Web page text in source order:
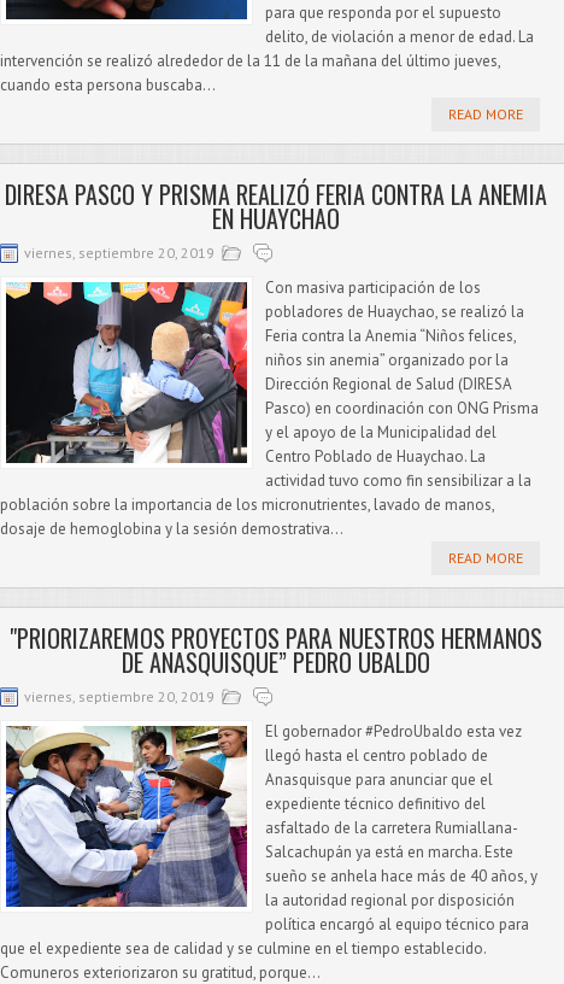
para que responda por el supuesto
delito, de violación a menor de edad. La
intervención se realizó alrededor de la 11 de la mañana del último jueves,
cuando esta persona buscaba...
READ MORE
DIRESA PASCO Y PRISMA REALIZÓ FERIA CONTRA LA ANEMIA
EN HUAYCHAO
viernes, septiembre 20, 2019
Con masiva participación de los
pobladores de Huaychao, se realizó la
Feria contra la Anemia “Niños felices,
niños sin anemia” organizado por la
Dirección Regional de Salud (DIRESA
Pasco) en coordinación con ONG Prisma
y el apoyo de la Municipalidad del
Centro Poblado de Huaychao. La
actividad tuvo como fin sensibilizar a la
población sobre la importancia de los micronutrientes, lavado de manos,
dosaje de hemoglobina y la sesión demostrativa...
READ MORE
"PRIORIZAREMOS PROYECTOS PARA NUESTROS HERMANOS
DE ANASQUISQUE” PEDRO UBALDO
viernes, septiembre 20, 2019
El gobernador #PedroUbaldo esta vez
llegó hasta el centro poblado de
Anasquisque para anunciar que el
expediente técnico definitivo del
asfaltado de la carretera Rumiallana-
Salcachupán ya está en marcha. Este
sueño se anhela hace más de 40 años, y
la autoridad regional por disposición
política encargó al equipo técnico para
que el expediente sea de calidad y se culmine en el tiempo establecido.
Comuneros exteriorizaron su gratitud, porque...